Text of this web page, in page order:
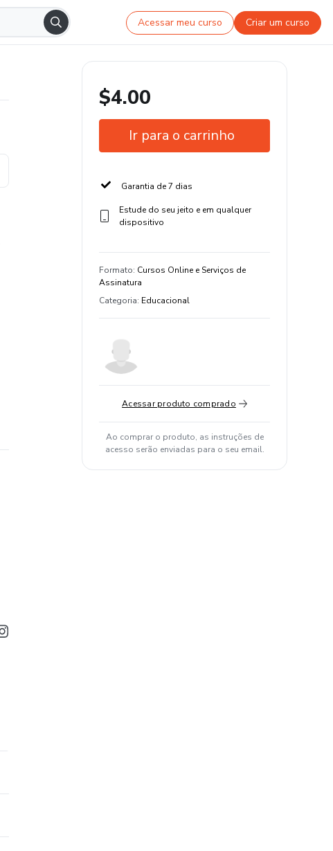
Acessar meu curso Criar um curso
$4.00
Ir para o carrinho
Garantia de 7 dias
Estude do seu jeito e em qualquer
dispositivo
Formato: Cursos Online e Serviços de
Assinatura
Categoria: Educacional
Acessar produto comprado
Ao comprar o produto, as instruções de
acesso serão enviadas para o seu email.